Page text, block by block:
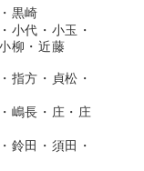
黒崎
小代・小玉・
柳・近藤
指方・貞松・
嶋長・庄・庄
鈴田・須田・